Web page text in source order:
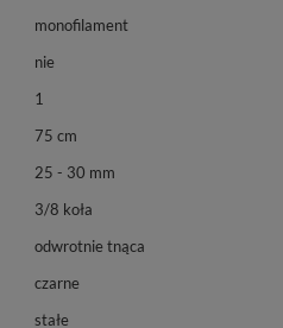
monofilament
nie
1
75 cm
25 - 30 mm
3/8 koła
odwrotnie tnąca
czarne
stałe